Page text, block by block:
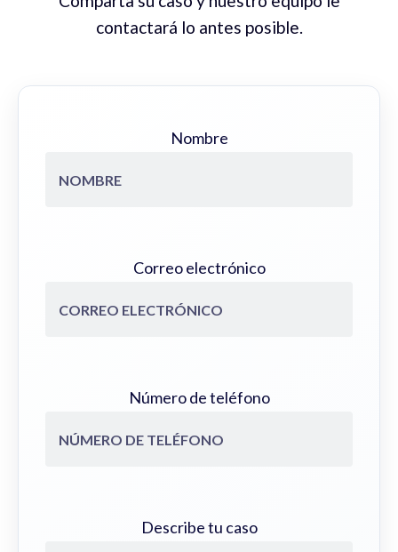
contactará lo antes posible.
Nombre
Correo electrónico
Número de teléfono
Describe tu caso